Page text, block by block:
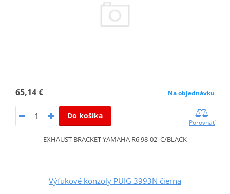
65,14 € Na objednávku
Do košíka
Porovnať
EXHAUST BRACKET YAMAHA R6 98-02' C/BLACK
Výfukové konzoly PUIG 3993N čierna